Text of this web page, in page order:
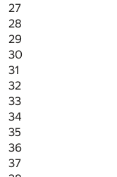
27
28
29
30
31
32
33
34
35
36
37